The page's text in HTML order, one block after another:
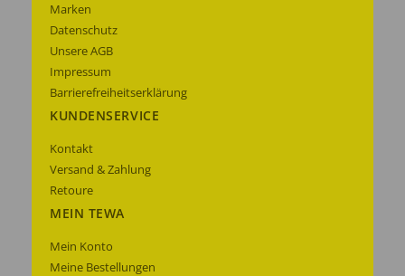
Marken
Datenschutz
Unsere AGB
Impressum
Barrierefreiheitserklärung
KUNDENSERVICE
Kontakt
Versand & Zahlung
Retoure
MEIN TEWA
Mein Konto
Meine Bestellungen